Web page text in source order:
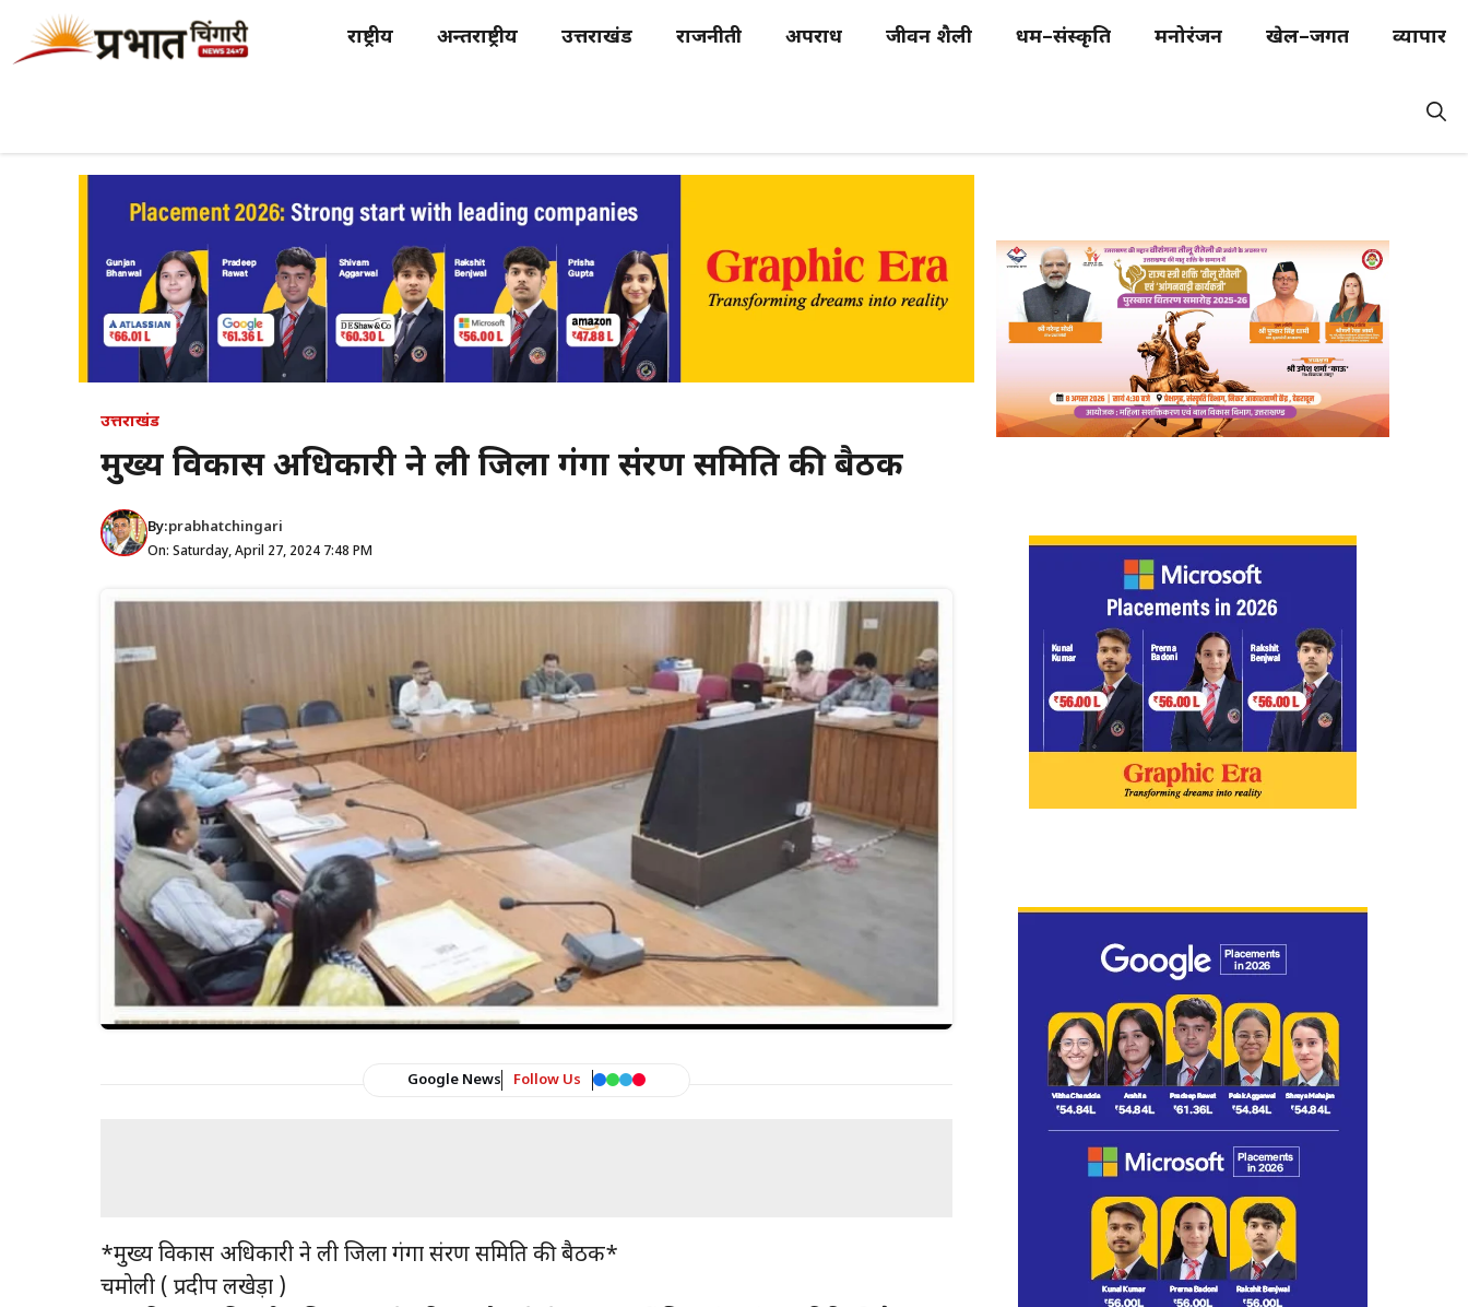
राष्ट्रीय अन्तर्राष्ट्रीय उत्तराखंड राजनीती अपराध जीवन शैली धर्म–संस्कृति मनोरंजन खेल–जगत व्यापार
उत्तराखंड
मुख्य विकास अधिकारी ने ली जिला गंगा संरक्षण समिति की बैठक
By:prabhatchingari
On: Saturday, April 27, 2024 7:48 PM
Google News Follow Us
*मुख्य विकास अधिकारी ने ली जिला गंगा संरक्षण समिति की बैठक*
चमोली ( प्रदीप लखेड़ा )